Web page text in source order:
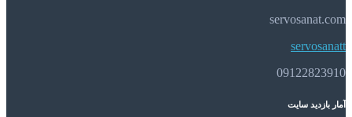
servosanat.com
servosanatt
09122823910
آمار بازدید سایت